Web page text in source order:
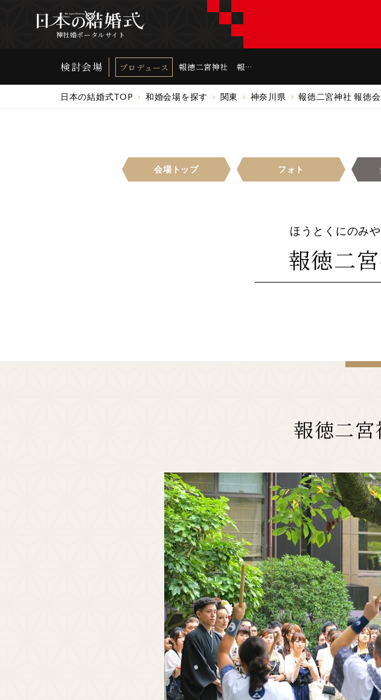
神社婚ポータルサイト
検討会場 プロデュース 報徳二宮神社 報徳
会館
日本の結婚式TOP 和婚会場を探す 関東 神奈川県 報徳二宮神社 報徳
会場トップ フォト
ほうとくにのみ
報徳二
報徳二